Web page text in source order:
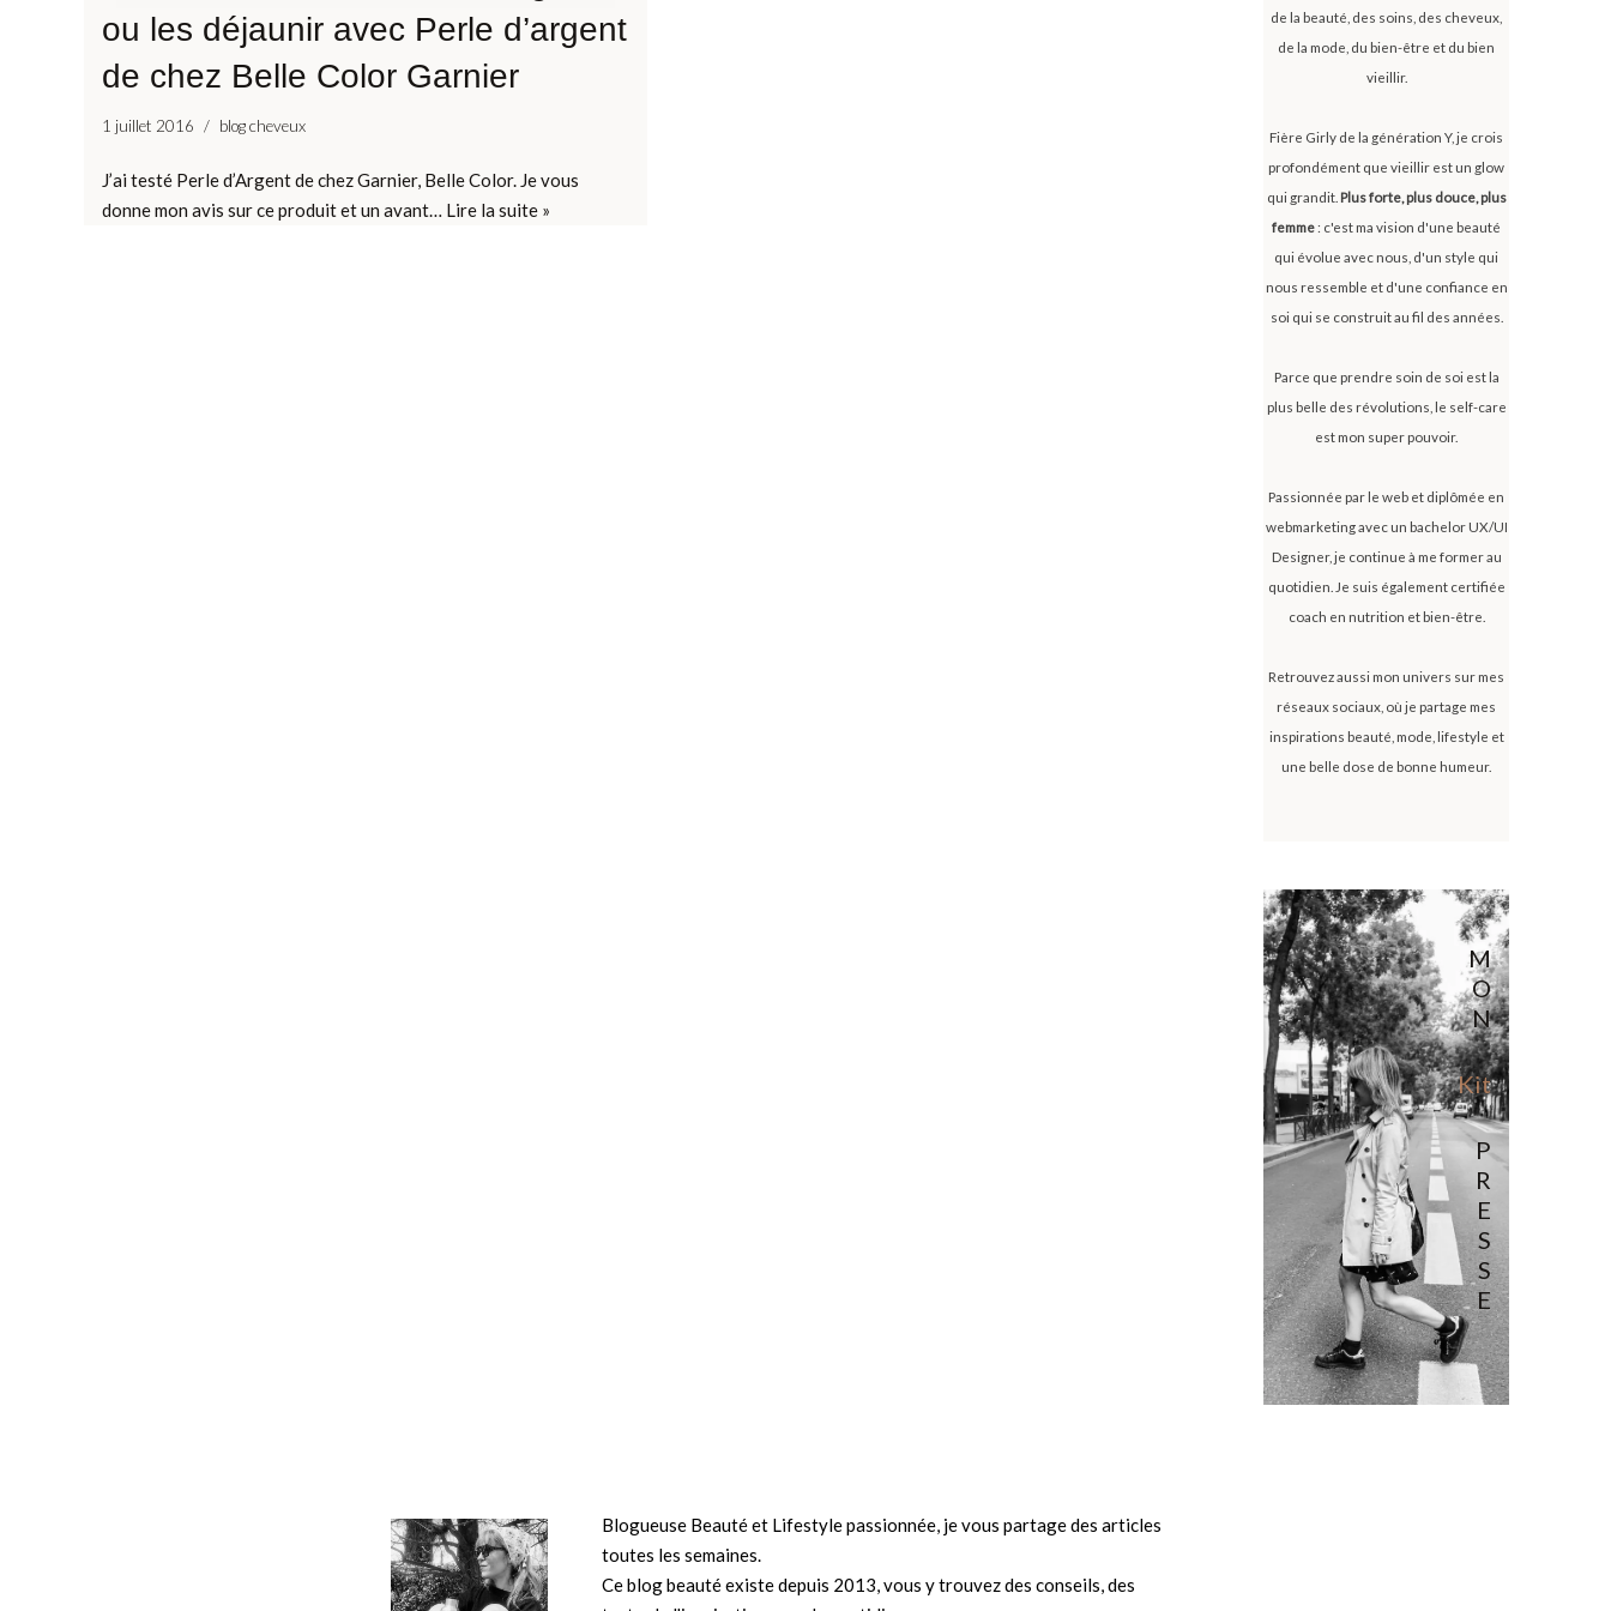
ou les déjaunir avec Perle d’argent
de chez Belle Color Garnier
1 juillet 2016 blog cheveux
J’ai testé Perle d’Argent de chez Garnier, Belle Color. Je vous
donne mon avis sur ce produit et un avant… Lire la suite »
de la beauté, des soins, des cheveux,
de la mode, du bien-être et du bien
vieillir.
Fière Girly de la génération Y, je crois
profondément que vieillir est un glow
qui grandit. Plus forte, plus douce, plus
femme: c'est ma vision d'une beauté
qui évolue avec nous, d'un style qui
nous ressemble et d'une confiance en
soi qui se construit au fil des années.
Parce que prendre soin de soi est la
plus belle des révolutions, le self-care
est mon super pouvoir.
Passionnée par le web et diplômée en
webmarketing avec un bachelor UX/UI
Designer, je continue à me former au
quotidien. Je suis également certifiée
coach en nutrition et bien-être.
Retrouvez aussi mon univers sur mes
réseaux sociaux, où je partage mes
inspirations beauté, mode, lifestyle et
une belle dose de bonne humeur.
M
O
N
Kit
P
R
E
S
S
E
Blogueuse Beauté et Lifestyle passionnée, je vous partage des articles
toutes les semaines.
Ce blog beauté existe depuis 2013, vous y trouvez des conseils, des